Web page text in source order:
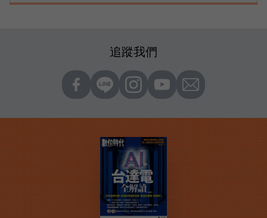
追蹤我們